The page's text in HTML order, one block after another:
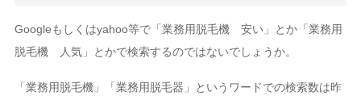
Googleもしくはyahoo等で「業務用脱毛機 安い」とか「業務用
脱毛機 人気」とかで検索するのではないでしょうか。
「業務用脱毛機」「業務用脱毛器」というワードでの検索数は昨